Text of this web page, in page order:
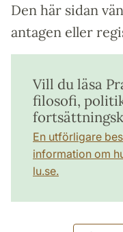
Den här sidan
antagen eller
Vill du läsa
filosofi,
En utförligare
information om
lu.se.